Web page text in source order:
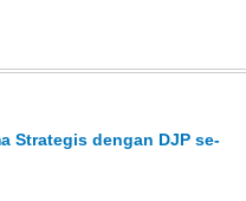
Strategis dengan DJP se-